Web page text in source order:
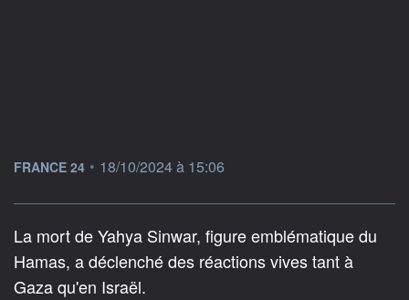
information fournie par
FRANCE 24 • 18/10/2024 à 15:06
La mort de Yahya Sinwar, figure emblématique du
Hamas, a déclenché des réactions vives tant à
Gaza qu'en Israël.